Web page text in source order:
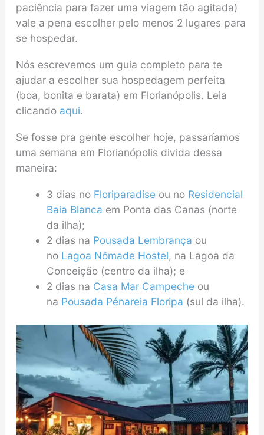
paciência para fazer uma viagem tão agitada)
vale a pena escolher pelo menos 2 lugares para
se hospedar.
Nós escrevemos um guia completo para te
ajudar a escolher sua hospedagem perfeita
(boa, bonita e barata) em Florianópolis. Leia
clicando aqui.
Se fosse pra gente escolher hoje, passaríamos
uma semana em Florianópolis divida dessa
maneira:
3 dias no Floriparadiseou no Residencial
Baia Blanca em Ponta das Canas (norte
da ilha);
2 dias na Pousada Lembrança ou
no Lagoa Nômade Hostel, na Lagoa da
Conceição (centro da ilha); e
2 dias na Casa Mar Campecheou
na Pousada Pénareia Floripa (sul da ilha).